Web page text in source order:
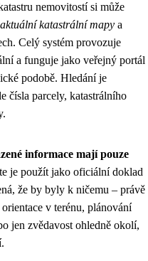
nemovitostí si může
katastrální mapy a
Celý systém provozuje
a funguje jako veřejný portál
podobě. Hledání je
čísla parcely, katastrálního
informace mají pouze
je použít jako oficiální doklad
že by byly k ničemu – právě
v terénu, plánování
jen zvědavost ohledně okolí,